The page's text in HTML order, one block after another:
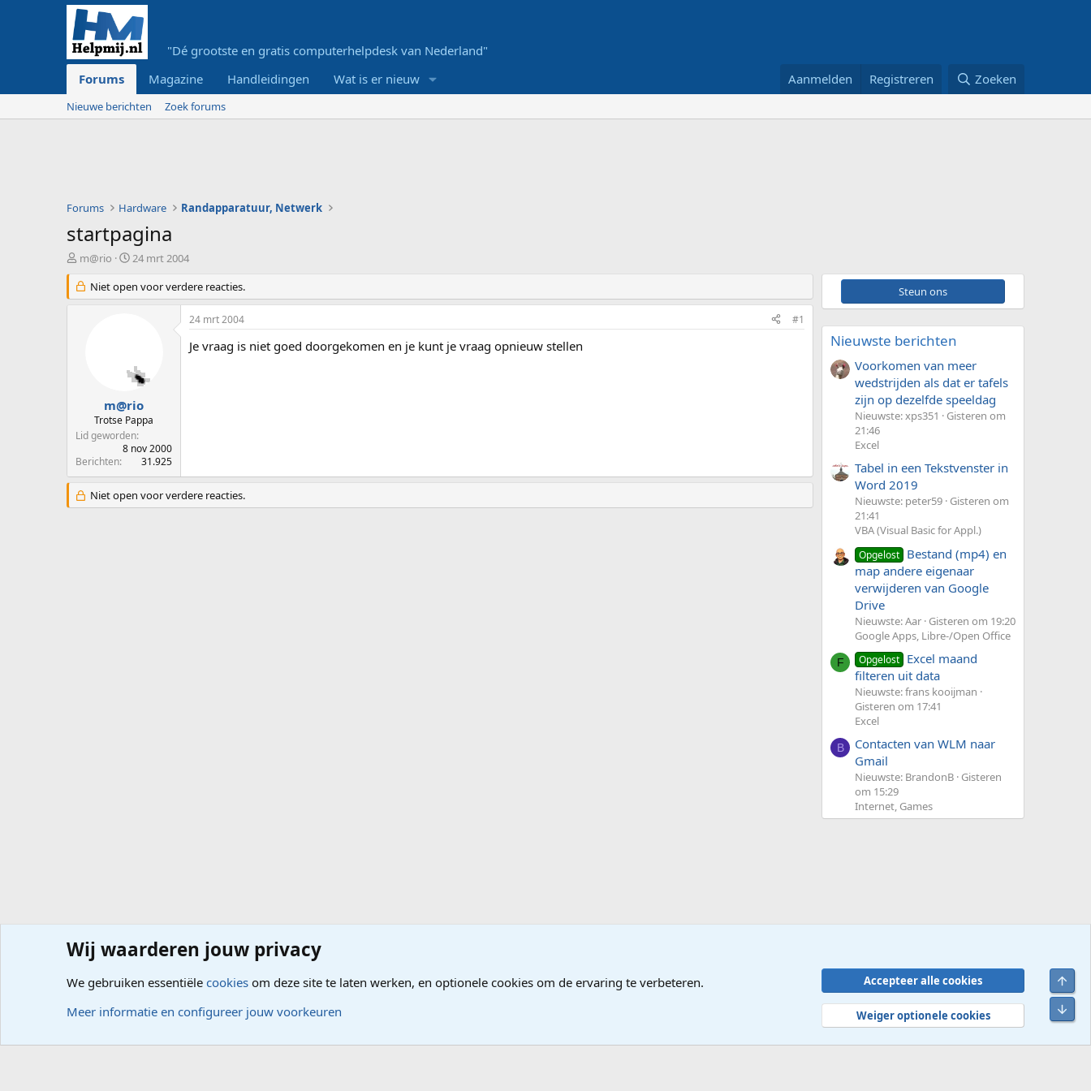
"Dé grootste en gratis computerhelpdesk van Nederland"
Forums
Magazine Handleidingen Wat is er nieuw Aanmelden Registreren Zoeken
Nieuwe berichten Zoek forums
Forums Hardware Randapparatuur, Netwerk
startpagina
O
d
e
r
e
r
m@rio
S
a
r
u
m
24 mrt 2004
Niet open voor verdere reacties.
m@rio
Trotse Pappa
Lid geworden
8 nov 2000
Berichten
31.925
24 mrt 2004 #1
Je vraag is niet goed doorgekomen en je kunt je vraag opnieuw stellen
Niet open voor verdere reacties.
Steun ons
Nieuwste berichten
Voorkomen van meer
wedstrijden als dat er tafels
zijn op dezelfde speeldag
Nieuwste: xps351
Gisteren om
21:46
Excel
Tabel in een Tekstvenster in
Word 2019
Nieuwste: peter59 Gisteren om
21:41
VBA (Visual Basic for Appl.)
Opgelost Bestand (mp4) en
map andere eigenaar
verwijderen van Google
Drive
Nieuwste: Aar Gisteren om 19:20
Google Apps, Libre-/Open Office
F Opgelost Excel maand
filteren uit data
Nieuwste: frans kooijman
Gisteren om 17:41
Excel
B
Contacten van WLM naar
Gmail
Nieuwste: BrandonB Gisteren
om 15:29
Internet, Games
Forums Randapparatuur, Netwerk
Voorwaarden en regels Privacybeleid Help
R
S
Wij waarderen jouw privacy
We gebruiken essentiële cookies om deze site te laten werken, en optionele cookies om de ervaring te verbeteren.
Meer informatie en configureer jouw voorkeuren
Accepteer alle cookies
Weiger optionele cookies